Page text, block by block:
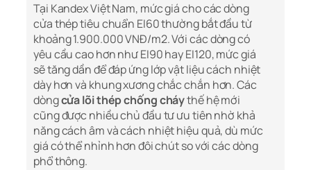
Tại Kandex Việt Nam, mức giá cho các dòng
cửa thép tiêu chuẩn EI60 thường bắt đầu từ
khoảng 1.900.000 VNĐ/m2. Với các dòng có
yêu cầu cao hơn như EI90 hay EI120, mức giá
sẽ tăng dần để đáp ứng lớp vật liệu cách nhiệt
dày hơn và khung xương chắc chắn hơn. Các
dòngcửa lõi thép chống cháythế hệ mới
cũng được nhiều chủ đầu tư ưu tiên nhờ khả
năng cách âm và cách nhiệt hiệu quả, dù mức
giá có thể nhỉnh hơn đôi chút so với các dòng
phổ thông.